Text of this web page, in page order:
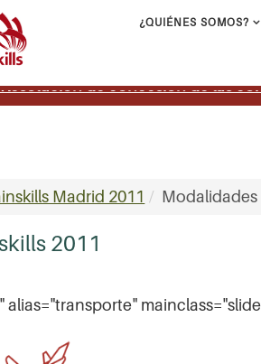
¿QUIÉNES SOMOS?
Resolucion de concesion de las
Madrid 2011 Modalidades
2011